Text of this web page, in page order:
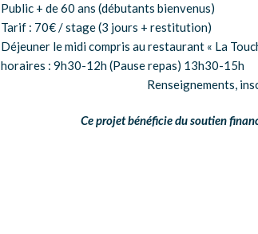
Public + de 60 ans (débutants bienvenus)
Tarif : 70€ / stage (3 jours + restitution)
Déjeuner le midi compris au restaurant « La
horaires : 9h30-12h (Pause repas) 13h30-15h
Renseignements,
Ce projet bénéficie du soutien